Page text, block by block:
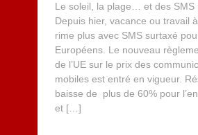
Le soleil, la plage… et des SMS
Depuis hier, vacance ou travail
rime plus avec SMS surtaxé
Européens. Le nouveau
de l’UE sur le prix des
mobiles est entré en vigueur.
baisse de plus de 60% pour
et […]